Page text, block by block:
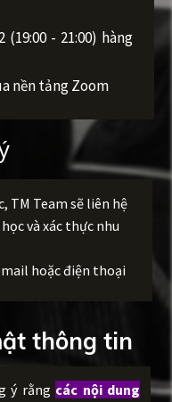
- 21:00) hàng
nền tảng Zoom
TM Team sẽ liên hệ
và xác thực nhu
hoặc điện thoại
ý rằng các nội dung
thông tin